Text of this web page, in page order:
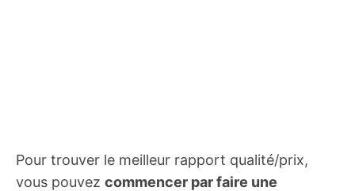
Pour trouver le meilleur rapport qualité/prix,
vous pouvez commencer par faire une